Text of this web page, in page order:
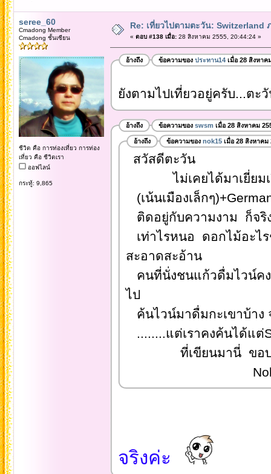
seree_60
Cmadong Member
Cmadong ชั้นเซียน
ชีวิต คือ การท่องเที่ยว การท่อง
เที่ยว คือ ชีวิตเรา
ออฟไลน์
กระทู้: 9,865
Re: เที่ยวไปตามตะวัน: Switzerland
« ตอบ #138 เมื่อ:28 สิงหาคม 2555, 20:44:24 »
อ้างถึง ข้อความของ ประทาน14เมื่อ 28 สิงหาค
ยังตามไปเที่ยวอยู่ครับ...ต
อ้างถึง ข้อความของ swsm เมื่อ 28 สิงหาคม
อ้างถึง ข้อความของ nok15เมื่อ 28 สิงหาคม
สวัสดีตะวัน
ไม่เคยได้มาเยี่ยมเยีย
(เน้นเมืองเล็กๆ
ติดอยู่กับความงาม ก็จริ
เท่าไรหนอ ดอกไม้อะไ
สะอาดสะอ้าน
คนที่นั่งชนแก้วดื่มไวน์คง
ไป
ค้นไวน์มาดื่มกะเขาบ้าง
........แต่เราคงค้นได้แต่
ที่เขียนมานี่ ขอบอกว่า
จริงค่ะ